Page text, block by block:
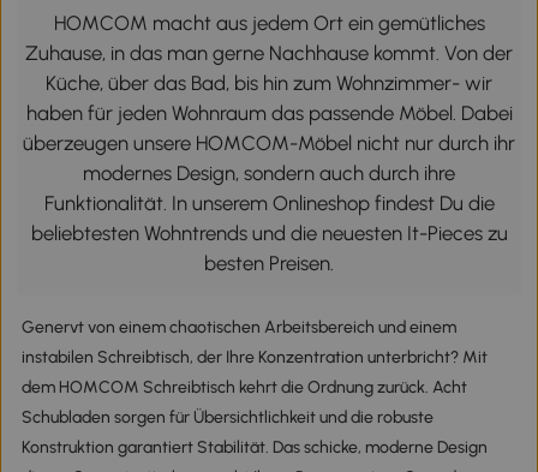
HOMCOM macht aus jedem Ort ein gemütliches
Zuhause, in das man gerne Nachhause kommt. Von der
Küche, über das Bad, bis hin zum Wohnzimmer- wir
haben für jeden Wohnraum das passende Möbel. Dabei
überzeugen unsere HOMCOM-Möbel nicht nur durch ihr
modernes Design, sondern auch durch ihre
Funktionalität. In unserem Onlineshop findest Du die
beliebtesten Wohntrends und die neuesten It-Pieces zu
besten Preisen.
Genervt von einem chaotischen Arbeitsbereich und einem
instabilen Schreibtisch, der Ihre Konzentration unterbricht? Mit
dem HOMCOM Schreibtisch kehrt die Ordnung zurück. Acht
Schubladen sorgen für Übersichtlichkeit und die robuste
Konstruktion garantiert Stabilität. Das schicke, moderne Design